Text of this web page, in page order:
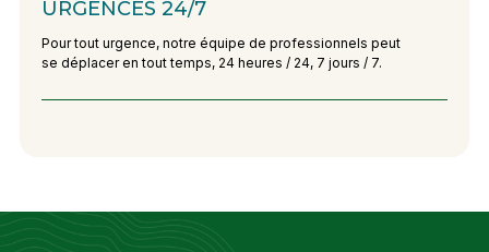
URGENCES 24/7
Pour tout urgence, notre équipe de professionnels peut
se déplacer en tout temps, 24 heures / 24, 7 jours / 7.